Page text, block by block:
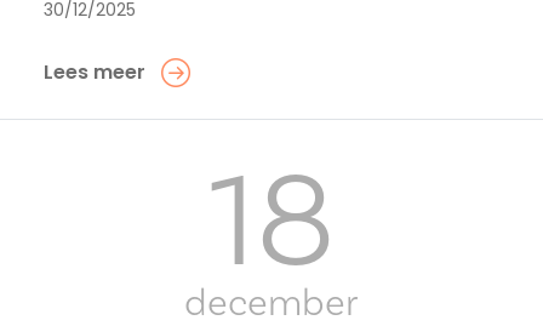
30/12/2025
Lees meer
18
december